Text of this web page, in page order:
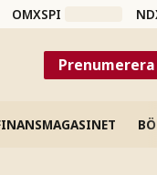
OMXSPI
Prenumerera